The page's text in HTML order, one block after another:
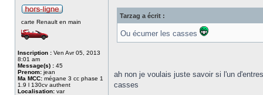
carte Renault en main
Inscription : Ven Avr 05, 2013
8:01 am
Message(s) : 45
Prenom: jean
Ma MCC: mégane 3 cc phase 1
1.9 l 130cv authent
Localisation: var
Tarzag a écrit :
Ou écumer les casses
ah non je voulais juste savoir si l'un
casses